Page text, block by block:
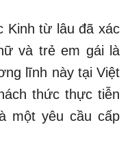
Kinh từ lâu đã xác
và trẻ em gái là
lĩnh này tại Việt
thức thực tiễn
một yêu cầu cấp